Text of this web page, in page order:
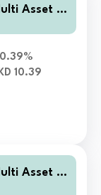
Asset G
0.39%
10.39
Asset G
EUR (EU